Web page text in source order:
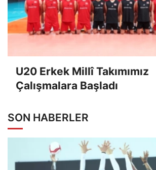
U20 Erkek Millî Takımımız
Çalışmalara Başladı
SON HABERLER